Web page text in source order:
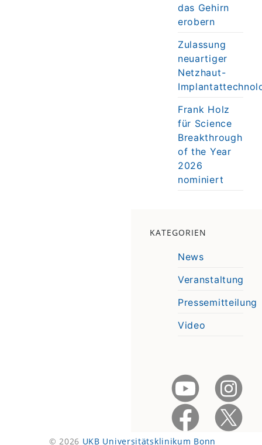
das Gehirn
erobern
Zulassung
neuartiger
Netzhaut-
Frank Holz
für Science
Breakthrough
of the Year
2026
nominiert
KATEGORIEN
News
Veranstaltung
Pressemitteilung
Video
© 2026 UKB Universitätsklinikum Bonn